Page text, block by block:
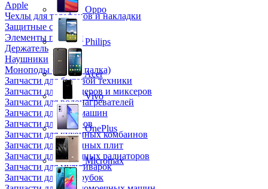
Apple
Чехлы для телефонов и накладки
Защитные стекла
Элементы питания
Держатель
Наушники
Моноподы (Селфи палка)
Запчасти для бытовой техники
Запчасти для блендеров и миксеров
Запчасти для водонагревателей
Запчасти для кофемашин
Запчасти для кулеров
Запчасти для кухонных комбаинов
Запчасти для кухонных плит
Запчасти для масляных радиаторов
Запчасти для мультиварок
Запчасти для мясорубок
Oppo
Philips
Acer
Vivo
OnePlus
Micromax